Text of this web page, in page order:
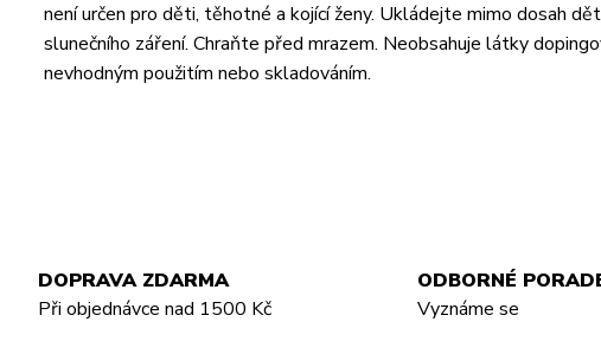
není určen pro děti, těhotné a kojící ženy. Ukládejte mimo dosah
slunečního záření. Chraňte před mrazem. Neobsahuje látky
nevhodným použitím nebo skladováním.
DOPRAVA ZDARMA
Při objednávce nad 1500 Kč
ODBORNÉ
Vyznáme se